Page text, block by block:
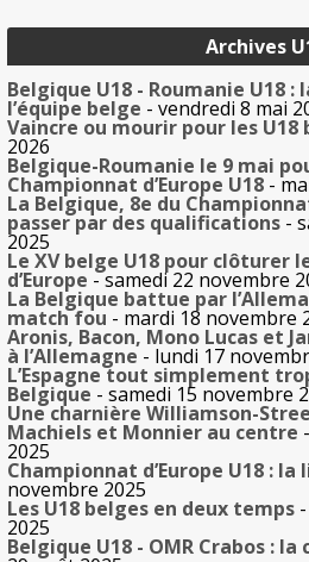
Archives
Belgique U18 - Roumanie U18
l’équipe belge - vendredi 8 mai
Vaincre ou mourir pour les U18
2026
Belgique-Roumanie le 9 mai
Championnat d’Europe U18 -
La Belgique, 8e du
passer par des qualifications -
2025
Le XV belge U18 pour clôturer
d’Europe - samedi 22 novembre
La Belgique battue par
match fou - mardi 18 novembre
Aronis, Bacon, Mono Lucas et
à l’Allemagne - lundi 17
L’Espagne tout simplement
Belgique - samedi 15 novembre
Une charnière Williamson-
Machiels et Monnier au centre
2025
Championnat d’Europe U18 : la
novembre 2025
Les U18 belges en deux temps
2025
Belgique U18 - OMR Crabos : la